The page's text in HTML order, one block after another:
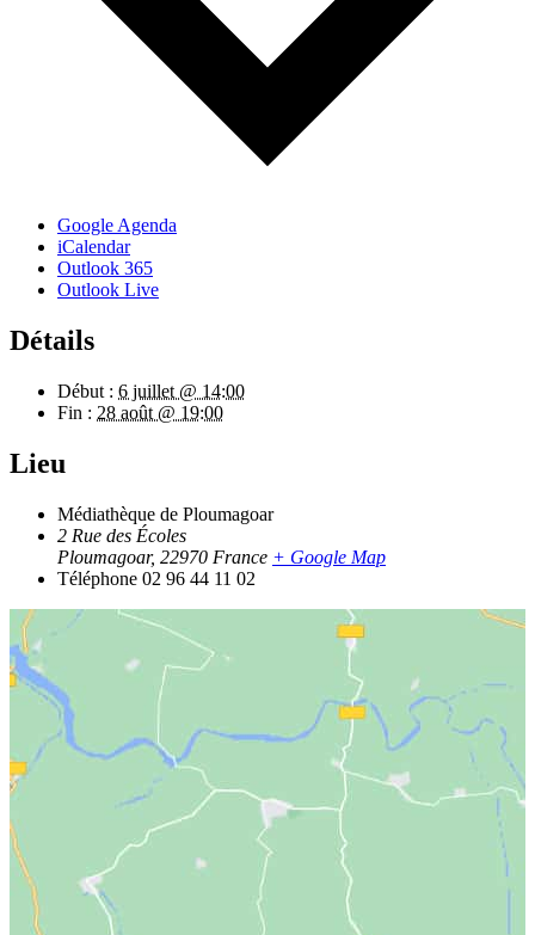
Google Agenda
iCalendar
Outlook 365
Outlook Live
Détails
Début : 6 juillet @ 14:00
Fin : 28 août @ 19:00
Lieu
Médiathèque de Ploumagoar
2 Rue des Écoles
Ploumagoar, 22970 France + Google Map
Téléphone 02 96 44 11 02